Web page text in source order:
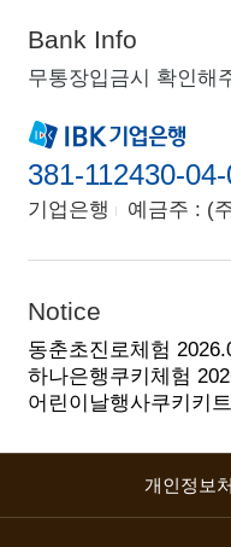
Bank Info
무통장입금시 확인해
381-112430-
기업은행 예금주 : (
Notice
동춘초진로체험
하나은행쿠키체험
어린이날행사쿠키키
개인정보